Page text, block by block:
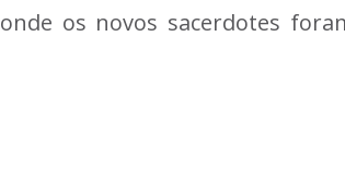
os novos sacerdotes